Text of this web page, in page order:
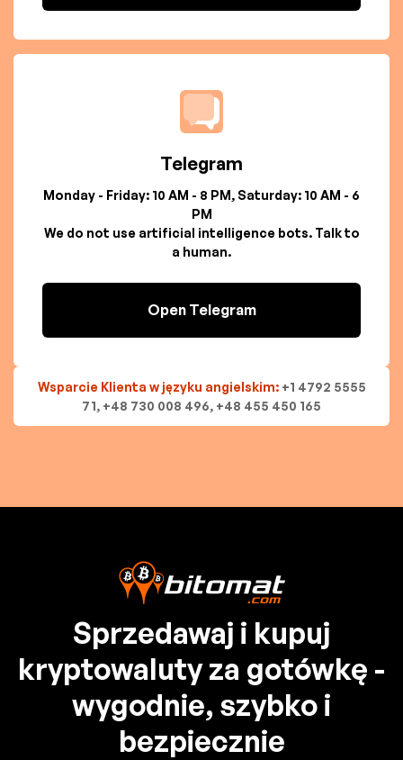
Telegram
Monday - Friday: 10 AM - 8 PM, Saturday: 10 AM - 6
PM
We do not use artificial intelligence bots. Talk to
a human.
Open Telegram
Wsparcie Klienta w języku angielskim: +1 4792 5555
71, +48 730 008 496, +48 455 450 165
Sprzedawaj i kupuj
kryptowaluty za gotówkę -
wygodnie, szybko i
bezpiecznie